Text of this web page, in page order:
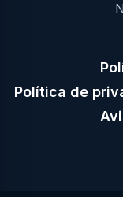
Política de